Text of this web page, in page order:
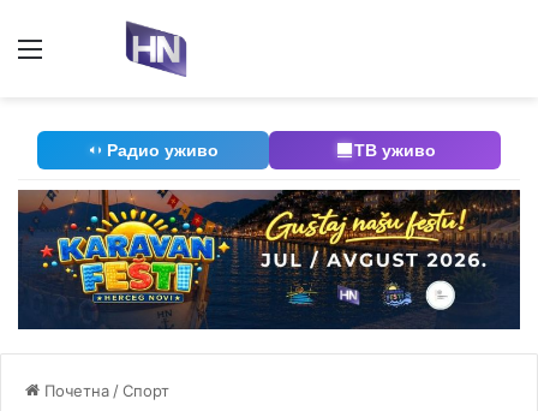
Радио уживо ТВ уживо
Почетна /Спорт